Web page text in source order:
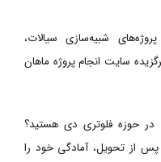
شبیه‌سازی سیالات،
سایت انجام پروژه ماهان
در حوزه فلوتری دی هستید؟
پس از تحویل، آمادگی خود را